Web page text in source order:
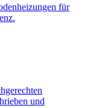
für
und